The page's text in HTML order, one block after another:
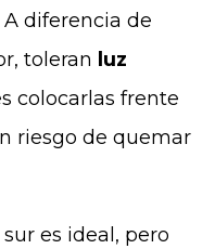
diferencia de
toleran luz
colocarlas frente
riesgo de quemar
es ideal, pero